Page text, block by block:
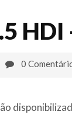
HDI
0